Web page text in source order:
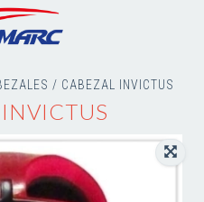
/ CABEZAL INVICTUS